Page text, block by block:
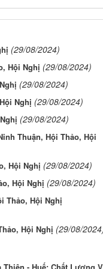
(29/08/2024)
Hội Nghị (29/08/2024)
(29/08/2024)
Nghị (29/08/2024)
(29/08/2024)
Thuận, Hội Thảo, Hội
Hội Nghị (29/08/2024)
Hội Nghị (29/08/2024)
Thảo, Hội Nghị
Hội Nghị (29/08/